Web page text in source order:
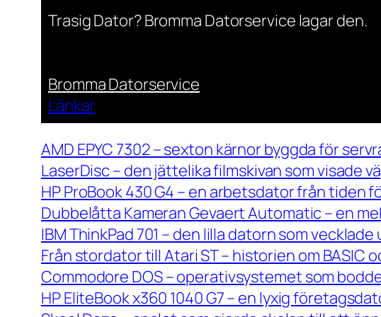
Trasig Dator? Bromma Datorservice lagar den.
Bromma Datorservice
Länkar
AMD EPYC 7302 – sexton kärnor byggda för
LaserDisc – den jättelika filmskivan som visade
HP ProBook 430 G4 – en arbetsdator från tiden
Dubbelåtta Kameran Gevaert Automatic – en
IBM ThinkPad 701 – den lilla datorn som
Från stordator till Atari ST – historien om BASIC
Commodore DOS – operativsystemet som
HP EliteBook x360 1040 G7 – en lyxig